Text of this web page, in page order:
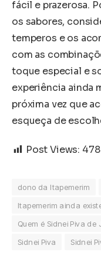
fácil e prazerosa.
os sabores,
temperos e os
com as
toque especial e
experiência ainda
próxima vez que
esqueça de
Post Views: 478
dono da Itapemerim
Itapemerim ainda
Quem é Sidnei Piva de
Sidnei Piva
Sidnei